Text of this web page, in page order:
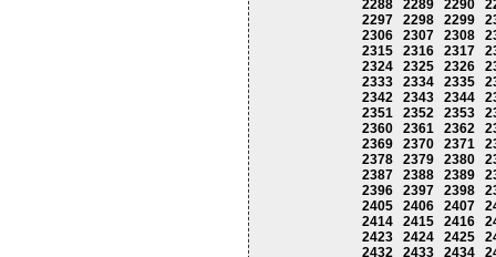
2288
2289 2290
2297
2298 2299
2306
2307 2308
2315
2316 2317
2324
2325 2326
2333
2334 2335
2342
2343 2344
2351
2352 2353
2360
2361 2362
2369
2370 2371
2378
2379 2380
2387
2388 2389
2396
2397 2398
2405
2406 2407
2414
2415 2416
2423
2424 2425
2432
2433 2434